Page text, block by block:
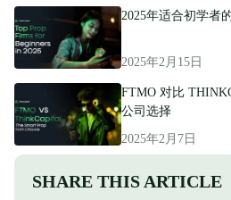
2025年适合初学者
2025年2月15日
FTMO 对比
公司选择
2025年2月7日
SHARE THIS ARTICLE